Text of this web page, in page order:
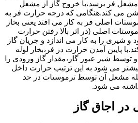
مشعل فر برسد،با خروج گاز از مشعل
می کند.هنگامی که درجه حرارت فر به
اصلی فر به کار می افتد یعنی بخار
اصلی (در اثر بالا رفتن حرارت
شیری را به کار می اندازد و جریان گاز
پایین آمدن حرارت در فر،بخار لوله
شیر عبور گاز،مقدار گاز ورودی را
می شود به این ترتیب حرارت داخل
مشعل آن توسط ترموستات در حد
می شود.
اجاق گاز